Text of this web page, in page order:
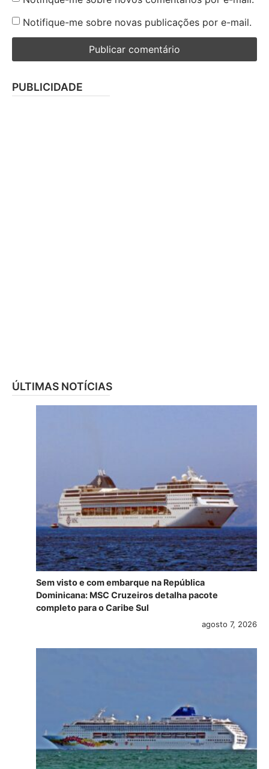
Notifique-me sobre novas publicações por e-mail.
PUBLICIDADE
ÚLTIMAS NOTÍCIAS
Sem visto e com embarque na República
Dominicana: MSC Cruzeiros detalha pacote
completo para o Caribe Sul
agosto 7, 2026